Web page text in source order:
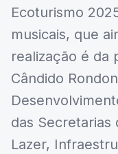
Ecoturismo
musicais, que
realização é da
Cândido
das Secretarias
Lazer,